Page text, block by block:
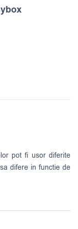
pot fi usor diferite
difere in functie de